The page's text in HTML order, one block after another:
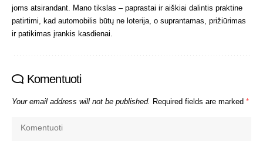
joms atsirandant. Mano tikslas – paprastai ir aiškiai dalintis praktine
patirtimi, kad automobilis būtų ne loterija, o suprantamas, prižiūrimas
ir patikimas įrankis kasdienai.
Komentuoti
Your email address will not be published. Required fields are marked *